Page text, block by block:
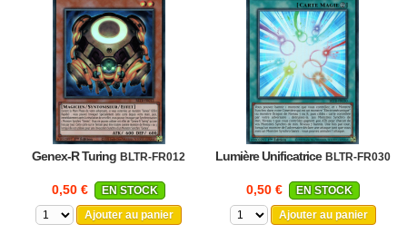
Genex-R Turing BLTR-FR012
0,50 €
EN STOCK
Ajouter au panier
Lumière Unificatrice BLTR-FR030
0,50 €
EN STOCK
Ajouter au panier